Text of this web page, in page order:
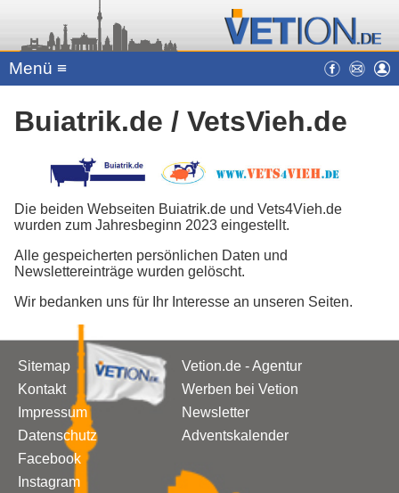
Menü ≡
Buiatrik.de / VetsVieh.de
Die beiden Webseiten Buiatrik.de und Vets4Vieh.de
wurden zum Jahresbeginn 2023 eingestellt.
Alle gespeicherten persönlichen Daten und
Newslettereinträge wurden gelöscht.
Wir bedanken uns für Ihr Interesse an unseren Seiten.
Sitemap
Kontakt
Impressum
Datenschutz
Facebook
Instagram
Vetion.de - Agentur
Werben bei Vetion
Newsletter
Adventskalender